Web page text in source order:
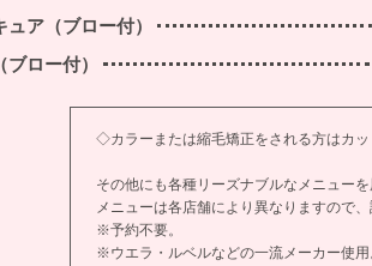
ア（ブロー付）
ロー付）
◇カラーまたは縮毛矯正をされる方はカッ
その他にも各種リーズナブルなメニューを
メニューは各店舗により異なりますので
※予約不要。
※ウエラ・ルベルなどの一流メーカー使用